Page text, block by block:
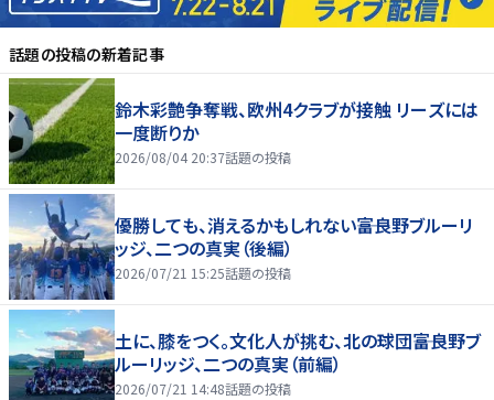
話題の投稿の新着記事
鈴木彩艶争奪戦、欧州4クラブが接触 リーズには
一度断りか
2026/08/04 20:37話題の投稿
優勝しても、消えるかもしれない――富良野ブルーリ
ッジ、二つの真実（後編）
2026/07/21 15:25話題の投稿
土に、膝をつく。文化人が挑む、北の球団――富良野ブ
ルーリッジ、二つの真実（前編）
2026/07/21 14:48話題の投稿